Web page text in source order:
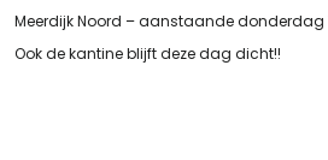
Meerdijk Noord – aanstaande donderdag
Ook de kantine blijft deze dag dicht!!